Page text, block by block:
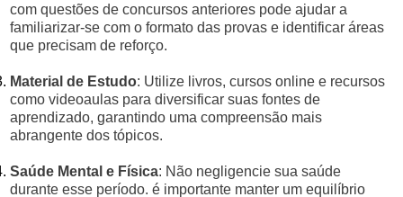
com questões de concursos anteriores pode ajudar a
familiarizar-se com o formato das provas e identificar áreas
que precisam de reforço.
Material de Estudo: Utilize livros, cursos online e recursos
como videoaulas para diversificar suas fontes de
aprendizado, garantindo uma compreensão mais
abrangente dos tópicos.
Saúde Mental e Física: Não negligencie sua saúde
durante esse período. é importante manter um equilíbrio